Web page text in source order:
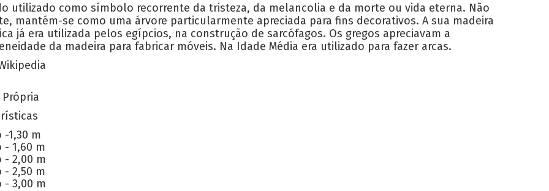
utilizado como símbolo recorrente da tristeza, da melancolia e da morte ou vida eterna. Não
mantém-se como uma árvore particularmente apreciada para fins decorativos. A sua madeira
já era utilizada pelos egípcios, na construção de sarcófagos. Os gregos apreciavam a
da madeira para fabricar móveis. Na Idade Média era utilizado para fazer arcas.
-1,30 m
- 1,60 m
- 2,00 m
- 2,50 m
- 3,00 m